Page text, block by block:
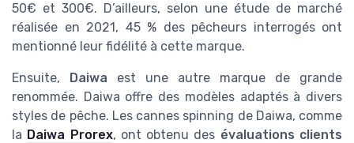
50€ et 300€. D’ailleurs, selon une étude de marché
réalisée en 2021, 45 % des pêcheurs interrogés ont
mentionné leur fidélité à cette marque.
Ensuite, Daiwa est une autre marque de grande
renommée. Daiwa offre des modèles adaptés à divers
styles de pêche. Les cannes spinning de Daiwa, comme
la Daiwa Prorex, ont obtenu des évaluations clients